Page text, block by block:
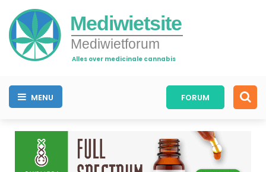
Mediwietsite
Mediwietforum
Alles over medicinale cannabis
MENU FORUM